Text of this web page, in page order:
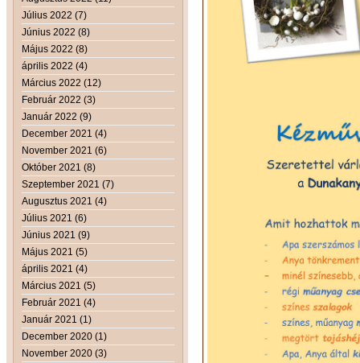
Július 2022 (7)
Június 2022 (8)
Május 2022 (8)
április 2022 (4)
Március 2022 (12)
Február 2022 (3)
Január 2022 (9)
December 2021 (4)
November 2021 (6)
Október 2021 (8)
Szeptember 2021 (7)
Augusztus 2021 (4)
Július 2021 (6)
Június 2021 (9)
Május 2021 (5)
április 2021 (4)
Március 2021 (5)
Február 2021 (4)
Január 2021 (1)
December 2020 (1)
November 2020 (3)